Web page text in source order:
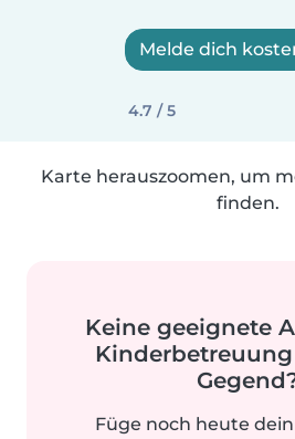
Melde dich
4.7 / 5
Karte herauszoomen, um
finden.
Keine geeignete
Füge noch heute